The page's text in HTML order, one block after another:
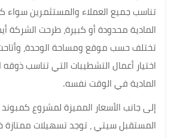
تناسب جميع العملاء والمستثمرين سواء
المادية محدودة أو كبيرة، طرحت الشركة
تختلف حسب موقع ومساحة الوحدة،
اختيار أعمال التشطيبات التي تناسب ذوقه
المادية في الوقت نفسه.
إلى جانب الأسعار المميزة لمشروع
المستقبل سيتي ، توجد تسهيلات ممتازة